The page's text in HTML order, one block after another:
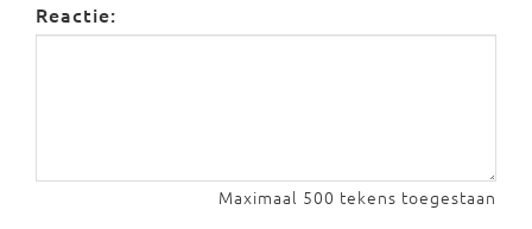
Reactie:
Maximaal 500 tekens toegestaan